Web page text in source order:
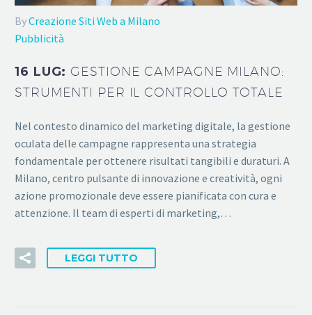
ByCreazione Siti Web a Milano
Pubblicità
16 LUG:GESTIONE CAMPAGNE MILANO:
STRUMENTI PER IL CONTROLLO TOTALE
Nel contesto dinamico del marketing digitale, la gestione
oculata delle campagne rappresenta una strategia
fondamentale per ottenere risultati tangibili e duraturi. A
Milano, centro pulsante di innovazione e creatività, ogni
azione promozionale deve essere pianificata con cura e
attenzione. Il team di esperti di marketing,…
LEGGI TUTTO